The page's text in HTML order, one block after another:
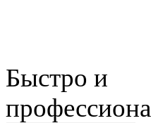
Быстро и